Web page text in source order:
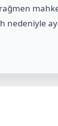
nedeniyle